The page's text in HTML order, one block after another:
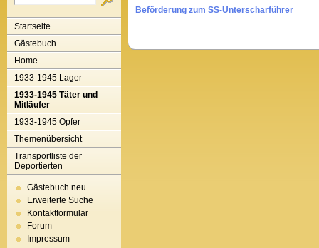
Startseite
Gästebuch
Home
1933-1945 Lager
1933-1945 Täter und
Mitläufer
1933-1945 Opfer
Themenübersicht
Transportliste der
Deportierten
Gästebuch neu
Erweiterte Suche
Kontaktformular
Forum
Impressum
Beförderung zum SS-Unterscharführer